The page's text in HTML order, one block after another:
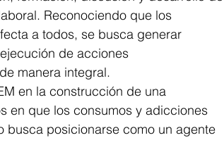
Reconociendo que los
a todos, se busca generar
de acciones
manera integral.
en la construcción de una
en que los consumos y adicciones
busca posicionarse como un agente